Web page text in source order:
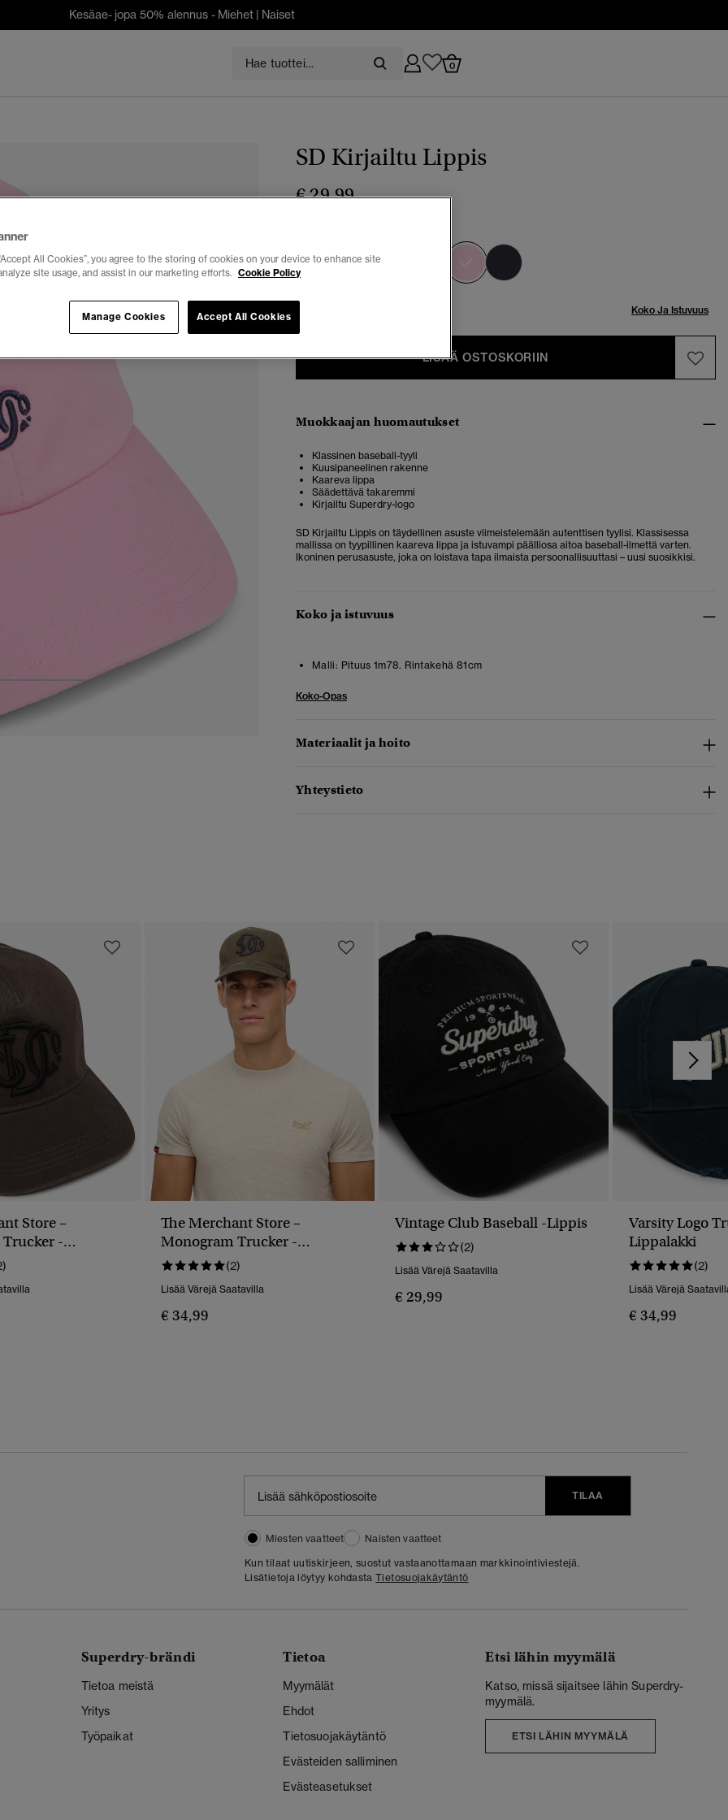
Kesäae- jopa 50% alennus - Miehet | Naiset
0
5
SD Kirjailtu Lippis
€ 29,99
valittu
Koko Ja Istuvuus
LISÄÄ OSTOSKORIIN
Muokkaajan huomautukset
Klassinen baseball-tyyli
Kuusipaneelinen rakenne
Kaareva lippa
Säädettävä takaremmi
Kirjailtu Superdry-logo
SD Kirjailtu Lippis on täydellinen asuste viimeistelemään autenttisen tyylisi. Klassisessa
mallissa on tyypillinen kaareva lippa ja istuvampi päälliosa aitoa baseball-ilmettä varten.
Ikoninen perusasuste, joka on loistava tapa ilmaista persoonallisuuttasi – uusi suosikkisi.
Koko ja istuvuus
Malli: Pituus 1m78. Rintakehä 81cm
Koko-Opas
Materiaalit ja hoito
Yhteystieto
Store –
-
The Merchant Store –
Monogram Trucker -
Lippalakki(2)
Lisää Värejä Saatavilla
€ 34,99
Vintage Club Baseball -lippis
(2)
Lisää Värejä Saatavilla
€ 29,99
Varsity Logo
Lippalakki
(2)
Lisää Värejä
€ 34,99
TILAA
Miesten vaatteet
Naisten vaatteet
Kun tilaat uutiskirjeen, suostut vastaanottamaan markkinointiviestejä.
Lisätietoja löytyy kohdastaTietosuojakäytäntö
Superdry-brändi
Tietoa meistä
Yritys
Työpaikat
Tietoa
Myymälät
Ehdot
Tietosuojakäytäntö
Evästeiden salliminen
Evästeasetukset
Etsi lähin myymälä
Katso, missä sijaitsee lähin Superdry-
myymälä.
ETSI LÄHIN MYYMÄLÄ
All Cookies”, you agree to the storing of cookies on your device to enhance site
site usage, and assist in our marketing efforts. Cookie Policy
Accept All Cookies
Manage Cookies